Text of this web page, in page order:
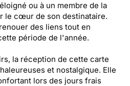
ou à un membre de la
le cœur de son destinataire.
des liens tout en
période de l'année.
la réception de cette carte
et nostalgique. Elle
lors des jours frais